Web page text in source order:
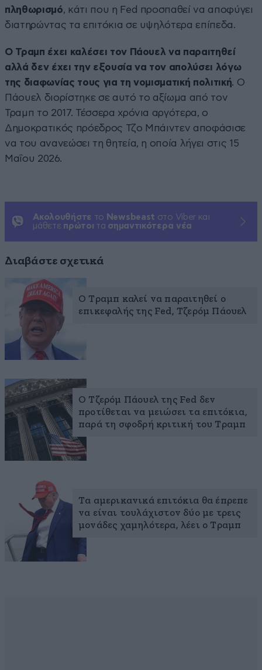
πληθωρισμό, κάτι που η Fed προσπαθεί να αποφύγει
διατηρώντας τα επιτόκια σε υψηλότερα επίπεδα.
Ο Τραμπ έχει καλέσει τον Πάουελ να παραιτηθεί
αλλά δεν έχει την εξουσία να τον απολύσει λόγω
της διαφωνίας τους για τη νομισματική πολιτική. Ο
Πάουελ διορίστηκε σε αυτό το αξίωμα από τον
Τραμπ το 2017. Τέσσερα χρόνια αργότερα, ο
Δημοκρατικός πρόεδρος Τζο Μπάιντεν αποφάσισε
να του ανανεώσει τη θητεία, η οποία λήγει στις 15
Μαΐου 2026.
Ακολουθήστε το Newsbeast στο Viber και
μάθετε πρώτοι τα σημαντικότερα νέα
Διαβάστε σχετικά
Ο Τραμπ καλεί να παραιτηθεί ο
επικεφαλής της Fed, Τζερόμ Πάουελ
Ο Τζερόμ Πάουελ της Fed δεν
προτίθεται να μειώσει τα επιτόκια,
παρά τη σφοδρή κριτική του Τραμπ
Τα αμερικανικά επιτόκια θα έπρεπε
να είναι τουλάχιστον δύο με τρεις
μονάδες χαμηλότερα, λέει ο Τραμπ